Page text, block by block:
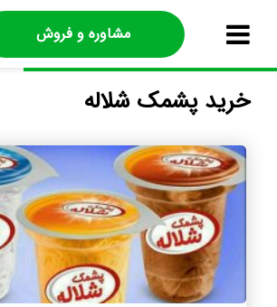
مشاوره و فروش
خرید پشمک شلاله